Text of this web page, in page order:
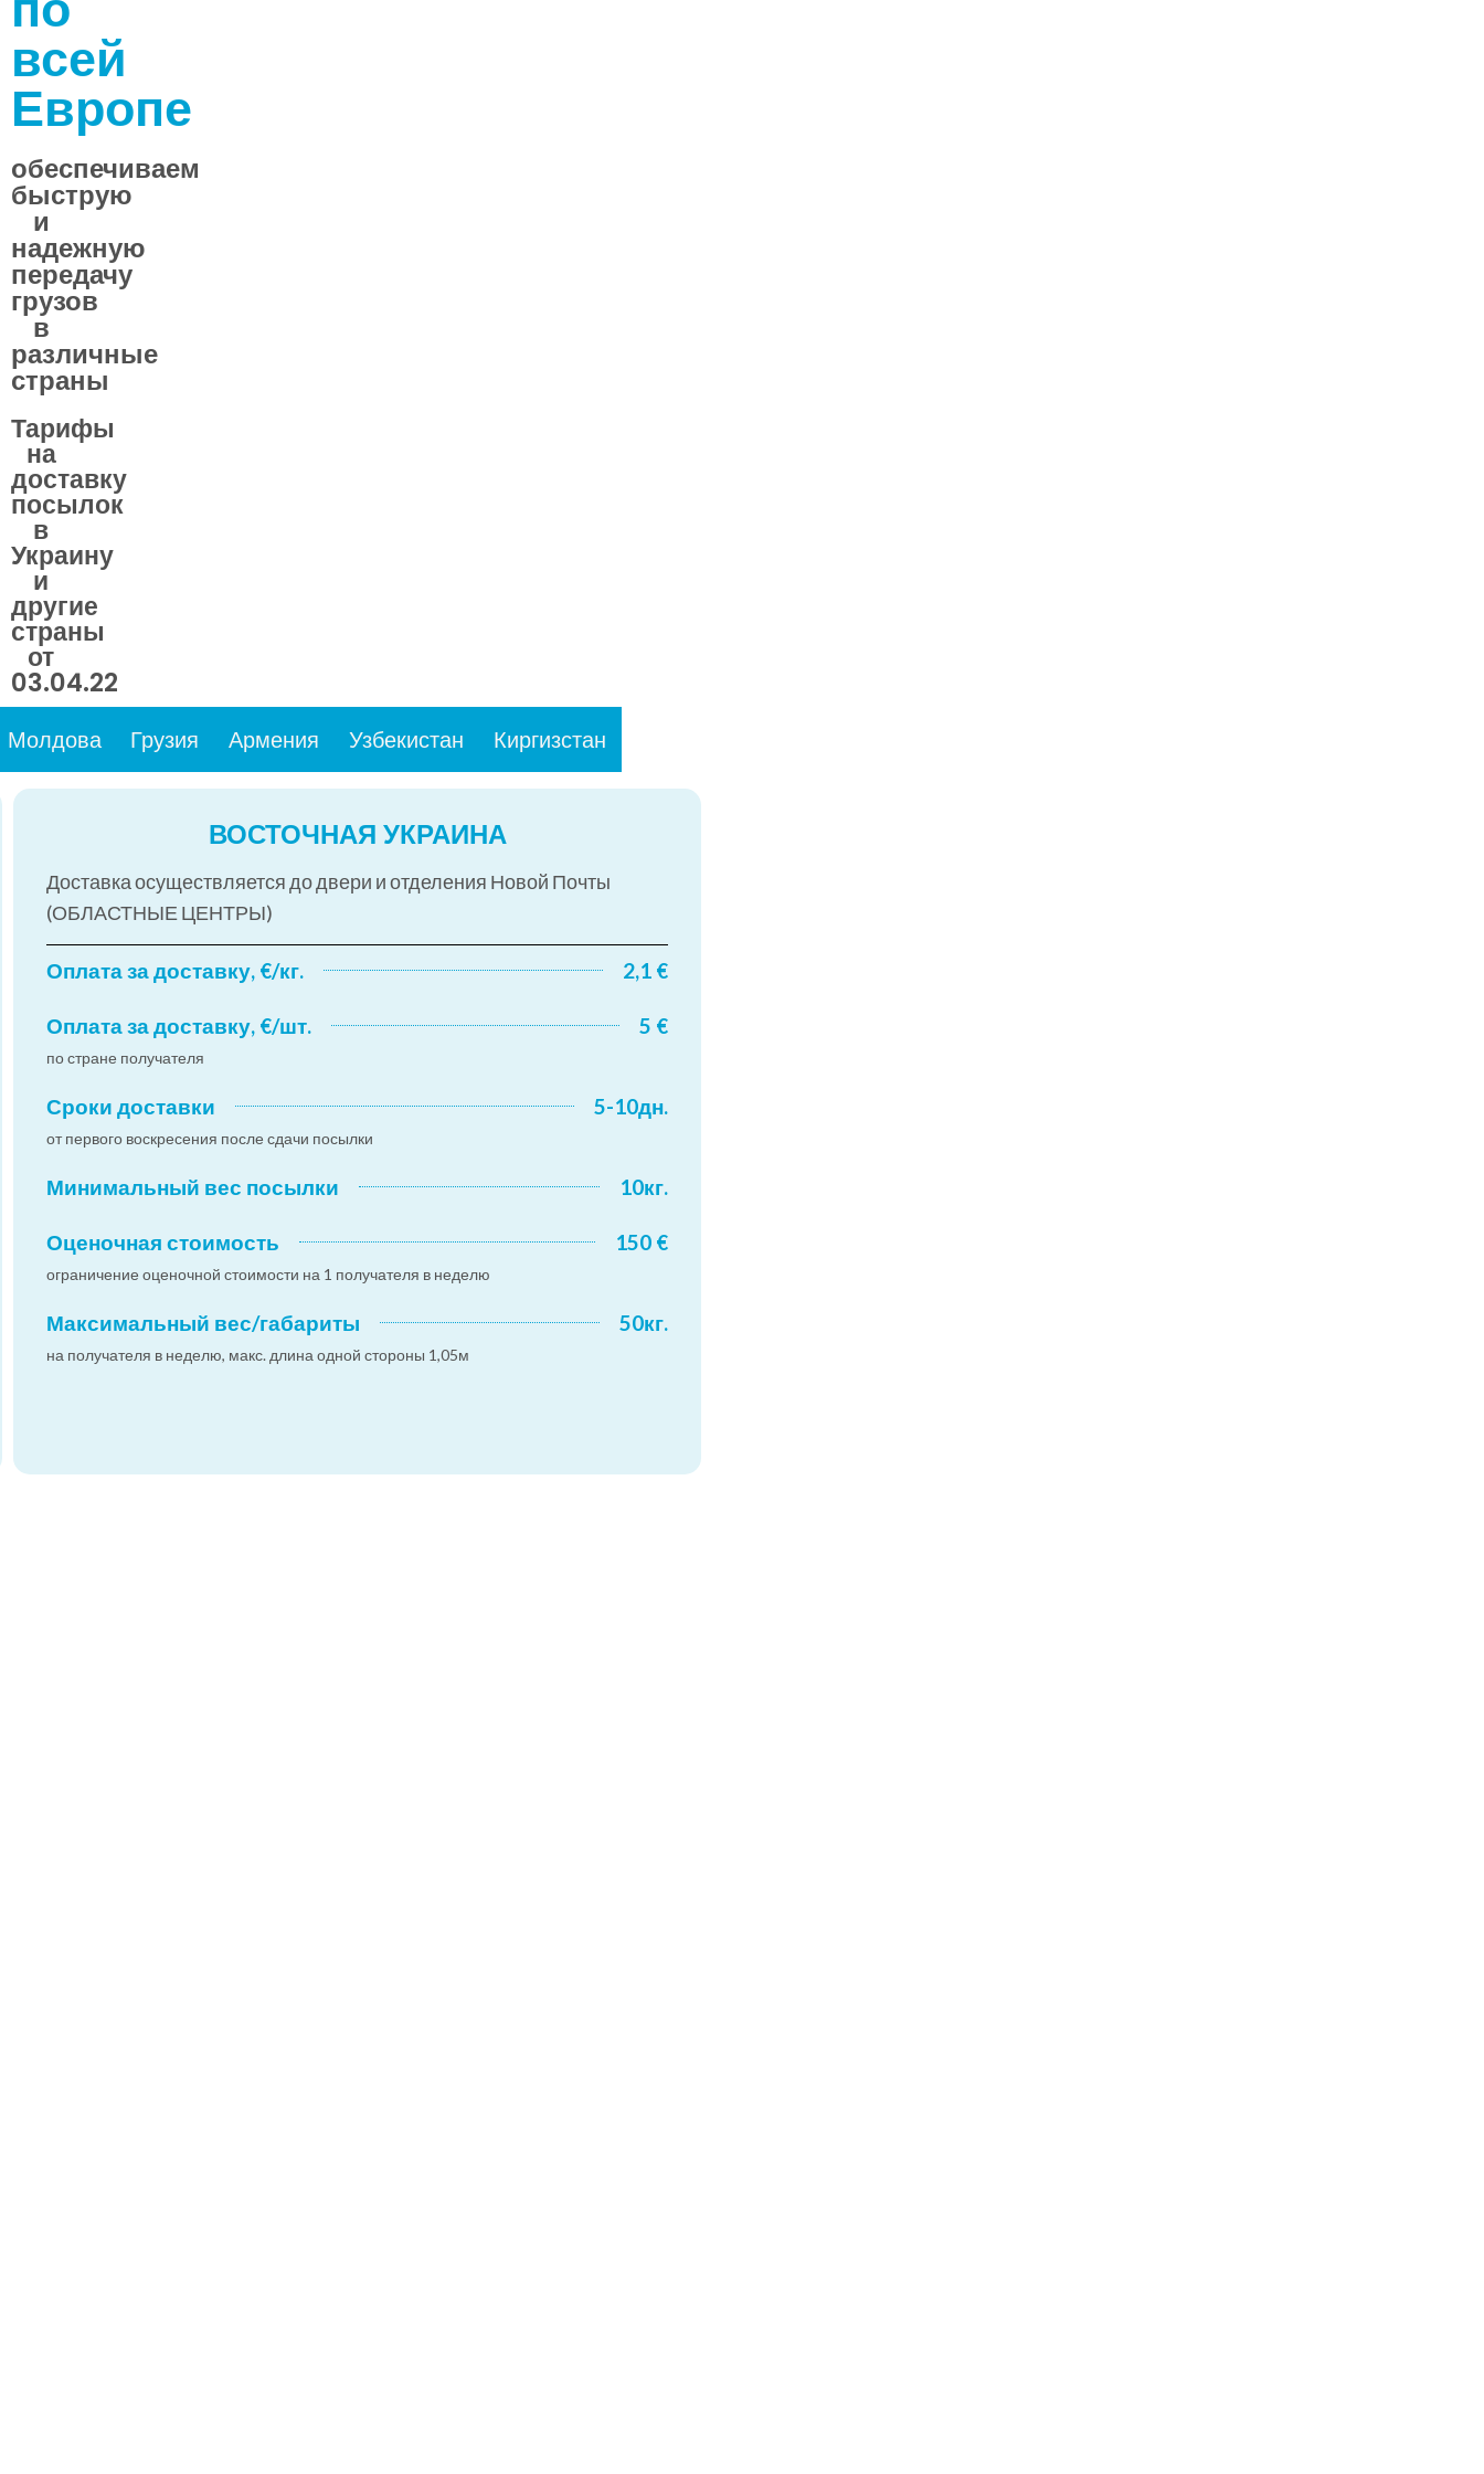
предлагаем качественные и известные бренды,
чтобы удовлетворить даже самого
требовательного гурмана.
Подобрать ассортимент
всей
Европе
обеспечиваем
быструю
и
надежную
передачу
грузов
в
различные
страны
Тарифы
на
доставку
посылок
в
Украину
и
другие
страны
от
03.04.22
Молдова Грузия Армения Узбекистан Киргизстан
ВОСТОЧНАЯ УКРАИНА
Доставка осуществляется до двери и отделения Новой Почты
(ОБЛАСТНЫЕ ЦЕНТРЫ)
Оплата за доставку, €/кг. 2,1 €
Оплата за доставку, €/шт. 5 €
по стране получателя
Сроки доставки 5-10дн.
от первого воскресения после сдачи посылки
Минимальный вес посылки 10кг.
Оценочная стоимость 150 €
ограничение оценочной стоимости на 1 получателя в неделю
Максимальный вес/габариты 50кг.
на получателя в неделю, макс. длина одной стороны 1,05м